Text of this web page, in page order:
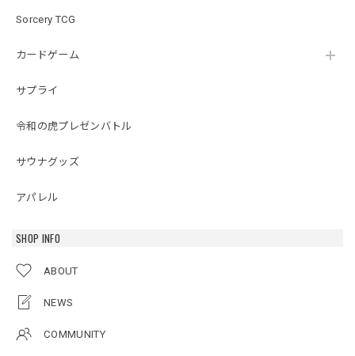
Sorcery TCG
カードゲーム
サプライ
令和の虎プレゼンバトル
サウナグッズ
アパレル
SHOP INFO
ABOUT
NEWS
COMMUNITY